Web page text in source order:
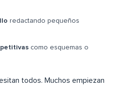
redactando pequeños
como esquemas o
todos. Muchos empiezan